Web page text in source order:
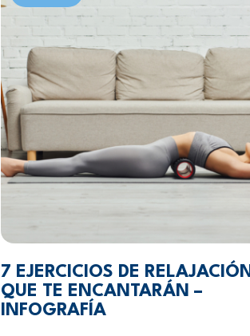
7 EJERCICIOS DE RELAJACIÓN
QUE TE ENCANTARÁN –
INFOGRAFÍA